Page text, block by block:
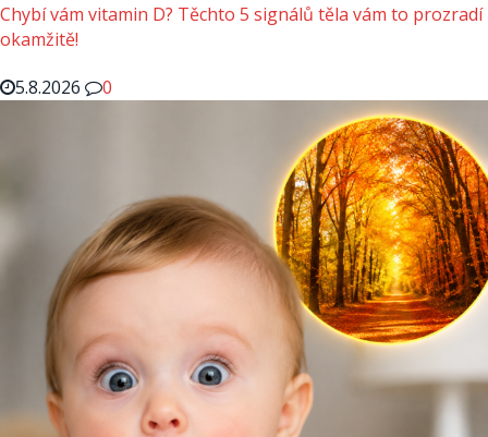
Chybí vám vitamin D? Těchto 5 signálů těla vám to prozradí
okamžitě!
5.8.2026
0